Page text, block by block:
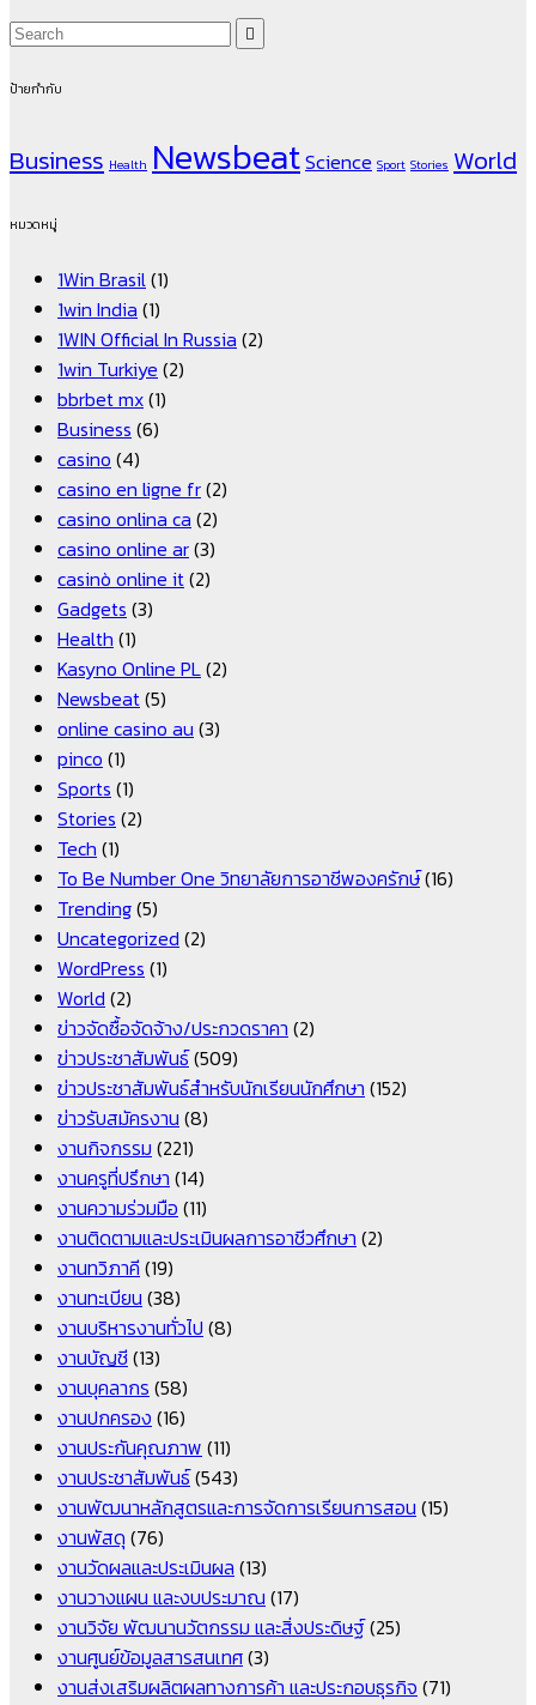
ป้ายกำกับ
Business Health NewsbeatScience Sport Stories World
หมวดหมู่
1Win Brasil(1)
1win India (1)
1WIN Official In Russia (2)
1win Turkiye (2)
bbrbet mx(1)
Business (6)
casino (4)
casino en ligne fr(2)
casino onlina ca (2)
casino online ar(3)
casinò online it(2)
Gadgets (3)
Health (1)
Kasyno Online PL(2)
Newsbeat(5)
online casino au (3)
pinco (1)
Sports (1)
Stories (2)
Tech (1)
To Be Number One วิทยาลัยการอาชีพองครักษ์(16)
Trending(5)
Uncategorized (2)
WordPress (1)
World (2)
ข่าวจัดซื้อจัดจ้าง/ประกวดราคา (2)
ข่าวประชาสัมพันธ์(509)
ข่าวประชาสัมพันธ์สำหรับนักเรียนนักศึกษา (152)
ข่าวรับสมัครงาน (8)
งานกิจกรรม (221)
งานครูที่ปรึกษา (14)
งานความร่วมมือ (11)
งานติดตามและประเมินผลการอาชีวศึกษา (2)
งานทวิภาคี (19)
งานทะเบียน (38)
งานบริหารงานทั่วไป (8)
งานบัญชี(13)
งานบุคลากร (58)
งานปกครอง (16)
งานประกันคุณภาพ (11)
งานประชาสัมพันธ์(543)
งานพัฒนาหลักสูตรและการจัดการเรียนการสอน (15)
งานพัสดุ (76)
งานวัดผลและประเมินผล (13)
งานวางแผน และงบประมาณ (17)
งานวิจัย พัฒนานวัตกรรม และสิ่งประดิษฐ์(25)
งานศูนย์ข้อมูลสารสนเทศ(3)
งานส่งเสริมผลิตผลทางการค้า และประกอบธุรกิจ (71)